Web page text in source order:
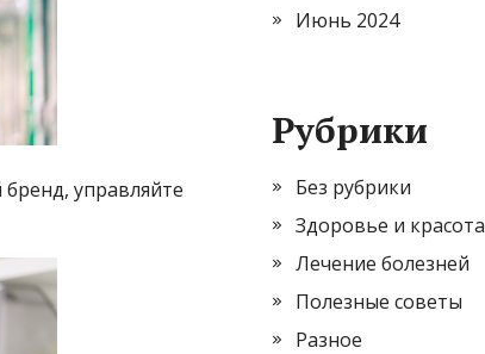
управляйте
Июнь 2024
Рубрики
Без рубрики
Здоровье и красота
Лечение болезней
Полезные советы
Разное